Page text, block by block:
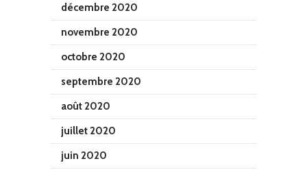
décembre 2020
novembre 2020
octobre 2020
septembre 2020
août 2020
juillet 2020
juin 2020